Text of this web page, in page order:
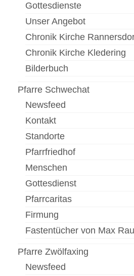
Gottesdienste
Unser Angebot
Chronik Kirche
Chronik Kirche Kledering
Bilderbuch
Pfarre Schwechat
Newsfeed
Kontakt
Standorte
Pfarrfriedhof
Menschen
Gottesdienst
Pfarrcaritas
Firmung
Fastentücher von Max
Pfarre Zwölfaxing
Newsfeed